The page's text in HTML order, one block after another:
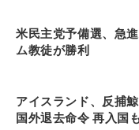
米民主党予備選、急
ム教徒が勝利
アイスランド、反捕
国外退去命令 再入国